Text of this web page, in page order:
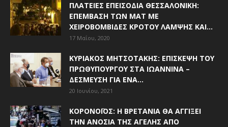
ΠΛΑΤΕΊΕΣ ΕΠΕΙΣΌΔΙΑ ΘΕΣΣΑΛΟΝΊΚΗ:
ΕΠΈΜΒΑΣΗ ΤΩΝ ΜΑΤ ΜΕ
ΧΕΙΡΟΒΟΜΒΊΔΕΣ ΚΡΌΤΟΥ ΛΆΜΨΗΣ ΚΑΙ...
17 Μαΐου, 2020
ΚΥΡΙΆΚΟΣ ΜΗΤΣΟΤΆΚΗΣ: ΕΠΊΣΚΕΨΗ ΤΟΥ
ΠΡΩΘΥΠΟΥΡΓΟΎ ΣΤΑ ΙΩΆΝΝΙΝΑ –
ΔΈΣΜΕΥΣΗ ΓΙΑ ΈΝΑ...
20 Ιουνίου, 2021
ΚΟΡΟΝΟΪΌΣ: Η ΒΡΕΤΑΝΊΑ ΘΑ ΑΓΓΊΞΕΙ
ΤΗΝ ΑΝΟΣΊΑ ΤΗΣ ΑΓΈΛΗΣ ΑΠΌ